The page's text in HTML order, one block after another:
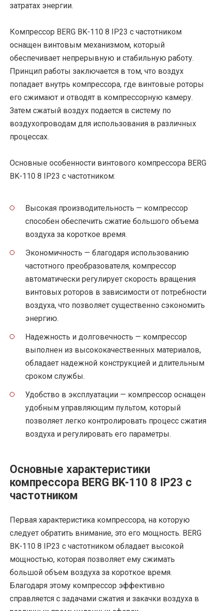
затратах энергии.
Компрессор BERG BK-110 8 IP23 с частотником
оснащен винтовым механизмом, который
обеспечивает непрерывную и стабильную работу.
Принцип работы заключается в том, что воздух
попадает внутрь компрессора, где винтовые роторы
его сжимают и отводят в компрессорную камеру.
Затем сжатый воздух подается в систему по
воздухопроводам для использования в различных
процессах.
Основные особенности винтового компрессора BERG
BK-110 8 IP23 с частотником:
Высокая производительность — компрессор
способен обеспечить сжатие большого объема
воздуха за короткое время.
Экономичность — благодаря использованию
частотного преобразователя, компрессор
автоматически регулирует скорость вращения
винтовых роторов в зависимости от потребности
воздуха, что позволяет существенно сэкономить
энергию.
Надежность и долговечность — компрессор
выполнен из высококачественных материалов,
обладает надежной конструкцией и длительным
сроком службы.
Удобство в эксплуатации — компрессор оснащен
удобным управляющим пультом, который
позволяет легко контролировать процесс сжатия
воздуха и регулировать его параметры.
Основные характеристики
компрессора BERG BK-110 8 IP23 с
частотником
Первая характеристика компрессора, на которую
следует обратить внимание, это его мощность. BERG
BK-110 8 IP23 с частотником обладает высокой
мощностью, которая позволяет ему сжимать
большой объем воздуха за короткое время.
Благодаря этому компрессор эффективно
справляется с задачами сжатия и закачки воздуха в